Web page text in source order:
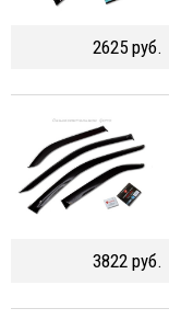
2625 руб.
3822 руб.